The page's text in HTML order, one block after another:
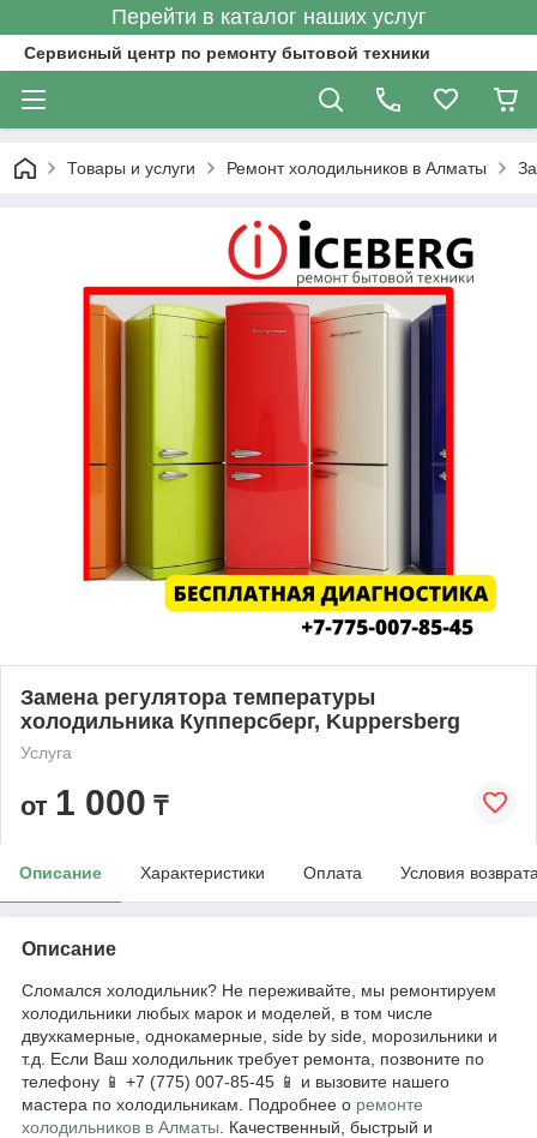
Перейти в каталог наших услуг
Сервисный центр по ремонту бытовой техники
Товары и услуги Ремонт холодильников в Алматы
Замена регулятора температуры
холодильника Купперсберг, Kuppersberg
Услуга
от 1 000 ₸
Описание Характеристики Оплата Условия
Описание
Сломался холодильник? Не переживайте, мы ремонтируем
холодильники любых марок и моделей, в том числе
двухкамерные, однокамерные, side by side, морозильники и
т.д. Если Ваш холодильник требует ремонта, позвоните по
телефону 📱 +7 (775) 007-85-45 📱 и вызовите нашего
мастера по холодильникам. Подробнее о ремонте
холодильников в Алматы . Качественный, быстрый и